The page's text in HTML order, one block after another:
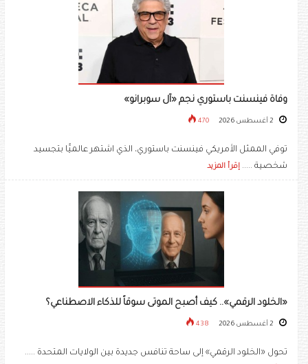
وفاة فينسنت باستوري نجم «آل سوبرانو»
470
توفي الممثل الأمريكي فينسنت باستوري، الذي اشتهر عالميًّا بتجسيد
شخصية ..... إقرأ المزيد
«الخلود الرقمي».. كيف أصبح الموتى سوقاً للذكاء الاصطناعي؟
438
تحول «الخلود الرقمي» إلى ساحة تنافس جديدة بين الولايات المتحدة .....